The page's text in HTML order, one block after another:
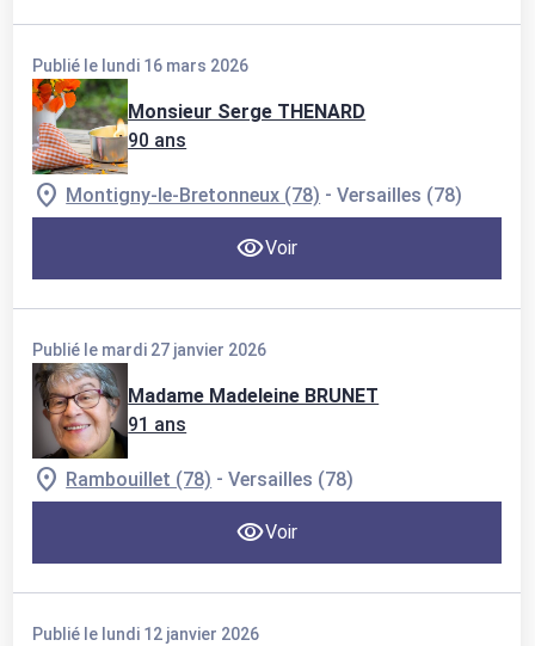
Publié le lundi 16 mars 2026
Monsieur Serge THENARD
90 ans
Montigny-le-Bretonneux (78) -Versailles (78)
Voir
Publié le mardi 27 janvier 2026
Madame Madeleine BRUNET
91 ans
Rambouillet (78) -Versailles (78)
Voir
Publié le lundi 12 janvier 2026